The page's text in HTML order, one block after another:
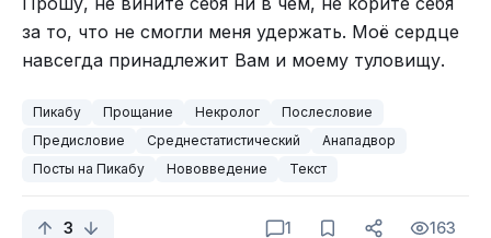
за то, что не смогли меня удержать. Моё сердце
навсегда принадлежит Вам и моему туловищу.
Пикабу Прощание Некролог
Послесловие
Предисловие
Среднестатистический
Анападвор
Посты на Пикабу
Нововведение Текст
3 1 163